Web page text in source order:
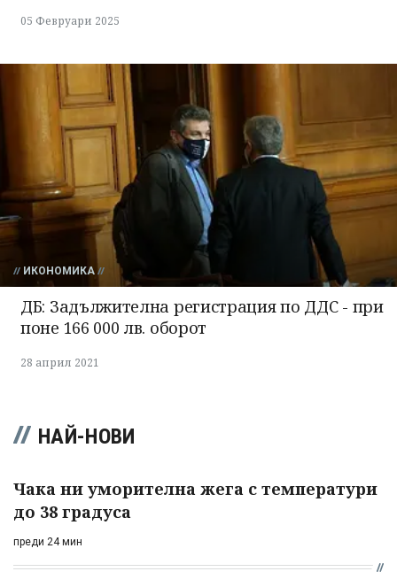
05 Февруари 2025
ИКОНОМИКА
ДБ: Задължителна регистрация по ДДС - при
поне 166 000 лв. оборот
28 април 2021
НАЙ-НОВИ
Чака ни уморителна жега с температури
до 38 градуса
преди 24 мин